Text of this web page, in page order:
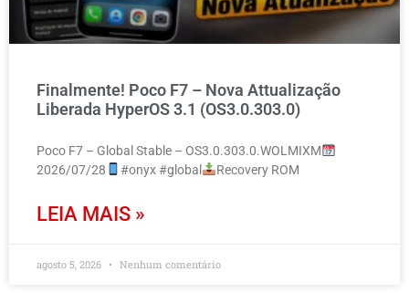
Finalmente! Poco F7 – Nova Attualização
Liberada HyperOS 3.1 (OS3.0.303.0)
Poco F7 – Global Stable – OS3.0.303.0.WOLMIXM
2026/07/28
#onyx #global Recovery ROM
LEIA MAIS »
agosto 5, 2026 Nenhum comentário